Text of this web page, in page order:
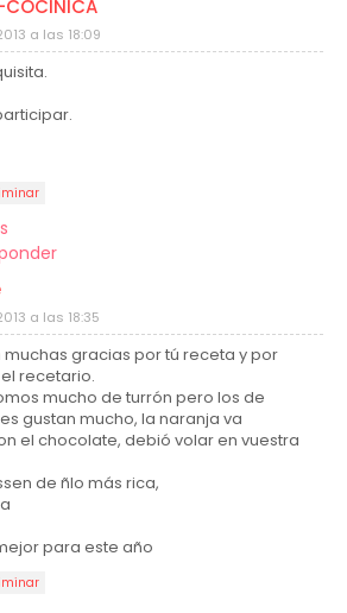
a las 18:09
a las 18:35
muchas gracias por tú receta y por
recetario.
mucho de turrón pero los de
gustan mucho, la naranja va
el chocolate, debió volar en vuestra
de ñlo más rica,
para este año